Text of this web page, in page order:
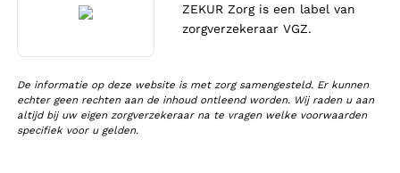
ZEKUR Zorg is een label van
zorgverzekeraar VGZ.
De informatie op deze website is met zorg samengesteld. Er kunnen
echter geen rechten aan de inhoud ontleend worden. Wij raden u aan
altijd bij uw eigen zorgverzekeraar na te vragen welke voorwaarden
specifiek voor u gelden.